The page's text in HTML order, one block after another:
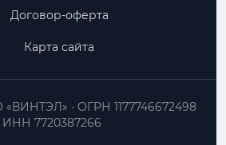
Договор-оферта
Карта сайта
«ВИНТЭЛ»
ОГРН 1177746672498
ИНН 7720387266